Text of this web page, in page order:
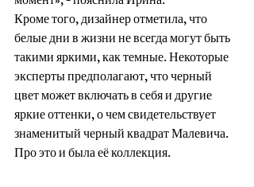
Кроме того, дизайнер отметила, что
белые дни в жизни не всегда могут быть
такими яркими, как темные. Некоторые
эксперты предполагают, что черный
цвет может включать в себя и другие
яркие оттенки, о чем свидетельствует
знаменитый черный квадрат Малевича.
Про это и была её коллекция.